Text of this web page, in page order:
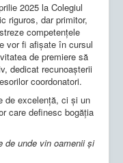
2025 la Colegiul
riguros, dar primitor,
competențele
vor fi afișate în cursul
de premiere să
dedicat recunoașterii
coordonatori.
de excelență, ci și un
care definesc bogăția
de unde vin oamenii și